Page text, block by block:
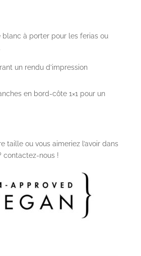
à porter pour les ferias ou
un rendu d’impression
en bord-côte 1×1 pour un
taille ou vous aimeriez l’avoir dans
contactez-nous !